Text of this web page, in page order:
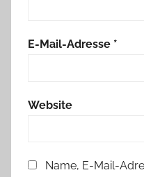
E-Mail-Adresse *
Website
Name, E-Mail-